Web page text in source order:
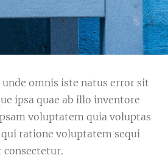
omnis iste natus error sit
ipsa quae ab illo inventore
voluptatem quia voluptas
ratione voluptatem sequi
consectetur.